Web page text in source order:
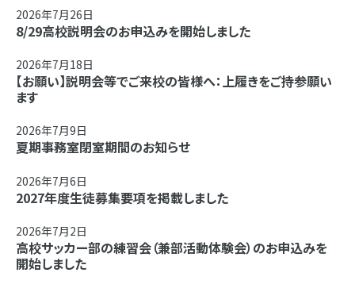
2026年7月26日
8/29高校説明会のお申込みを開始しました
2026年7月18日
【お願い】説明会等でご来校の皆様へ：上履きをご持参願い
ます
2026年7月9日
夏期事務室閉室期間のお知らせ
2026年7月6日
2027年度生徒募集要項を掲載しました
2026年7月2日
高校サッカー部の練習会（兼部活動体験会）のお申込みを
開始しました